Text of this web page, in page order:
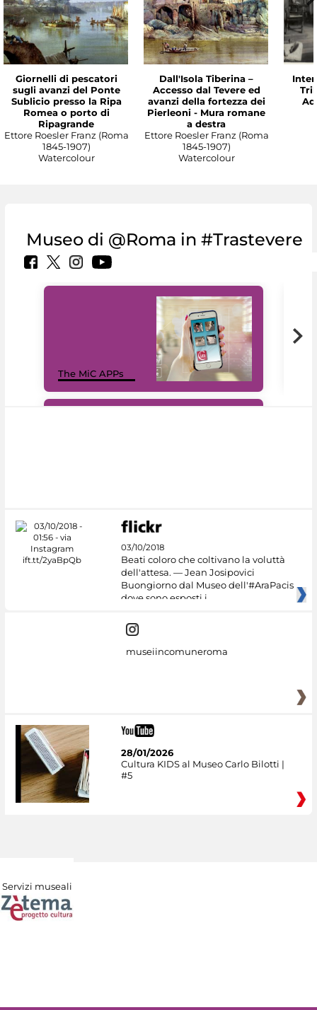
Giornelli di pescatori
sugli avanzi del Ponte
Sublicio presso la Ripa
Romea o porto di
Ripagrande
Ettore Roesler Franz (Roma
1845-1907)
Watercolour
Dall'Isola Tiberina –
Accesso dal Tevere ed
avanzi della fortezza dei
Pierleoni - Mura romane
a destra
Ettore Roesler Franz (Roma
1845-1907)
Watercolour
Museo di @Roma in #Trastevere
The MiC APPs
03/10/2018
Beati coloro che coltivano la voluttà
dell'attesa. — Jean Josipovici
Buongiorno dal Museo dell'#AraPacis
dove sono esposti i
museiincomuneroma
28/01/2026
Cultura KIDS al Museo Carlo Bilotti |
#5
Servizi museali